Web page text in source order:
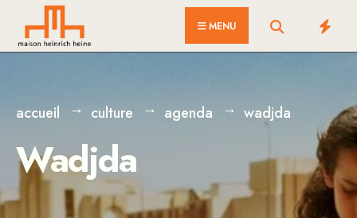
MENU
accueil culture agenda wadjda
Wadjda